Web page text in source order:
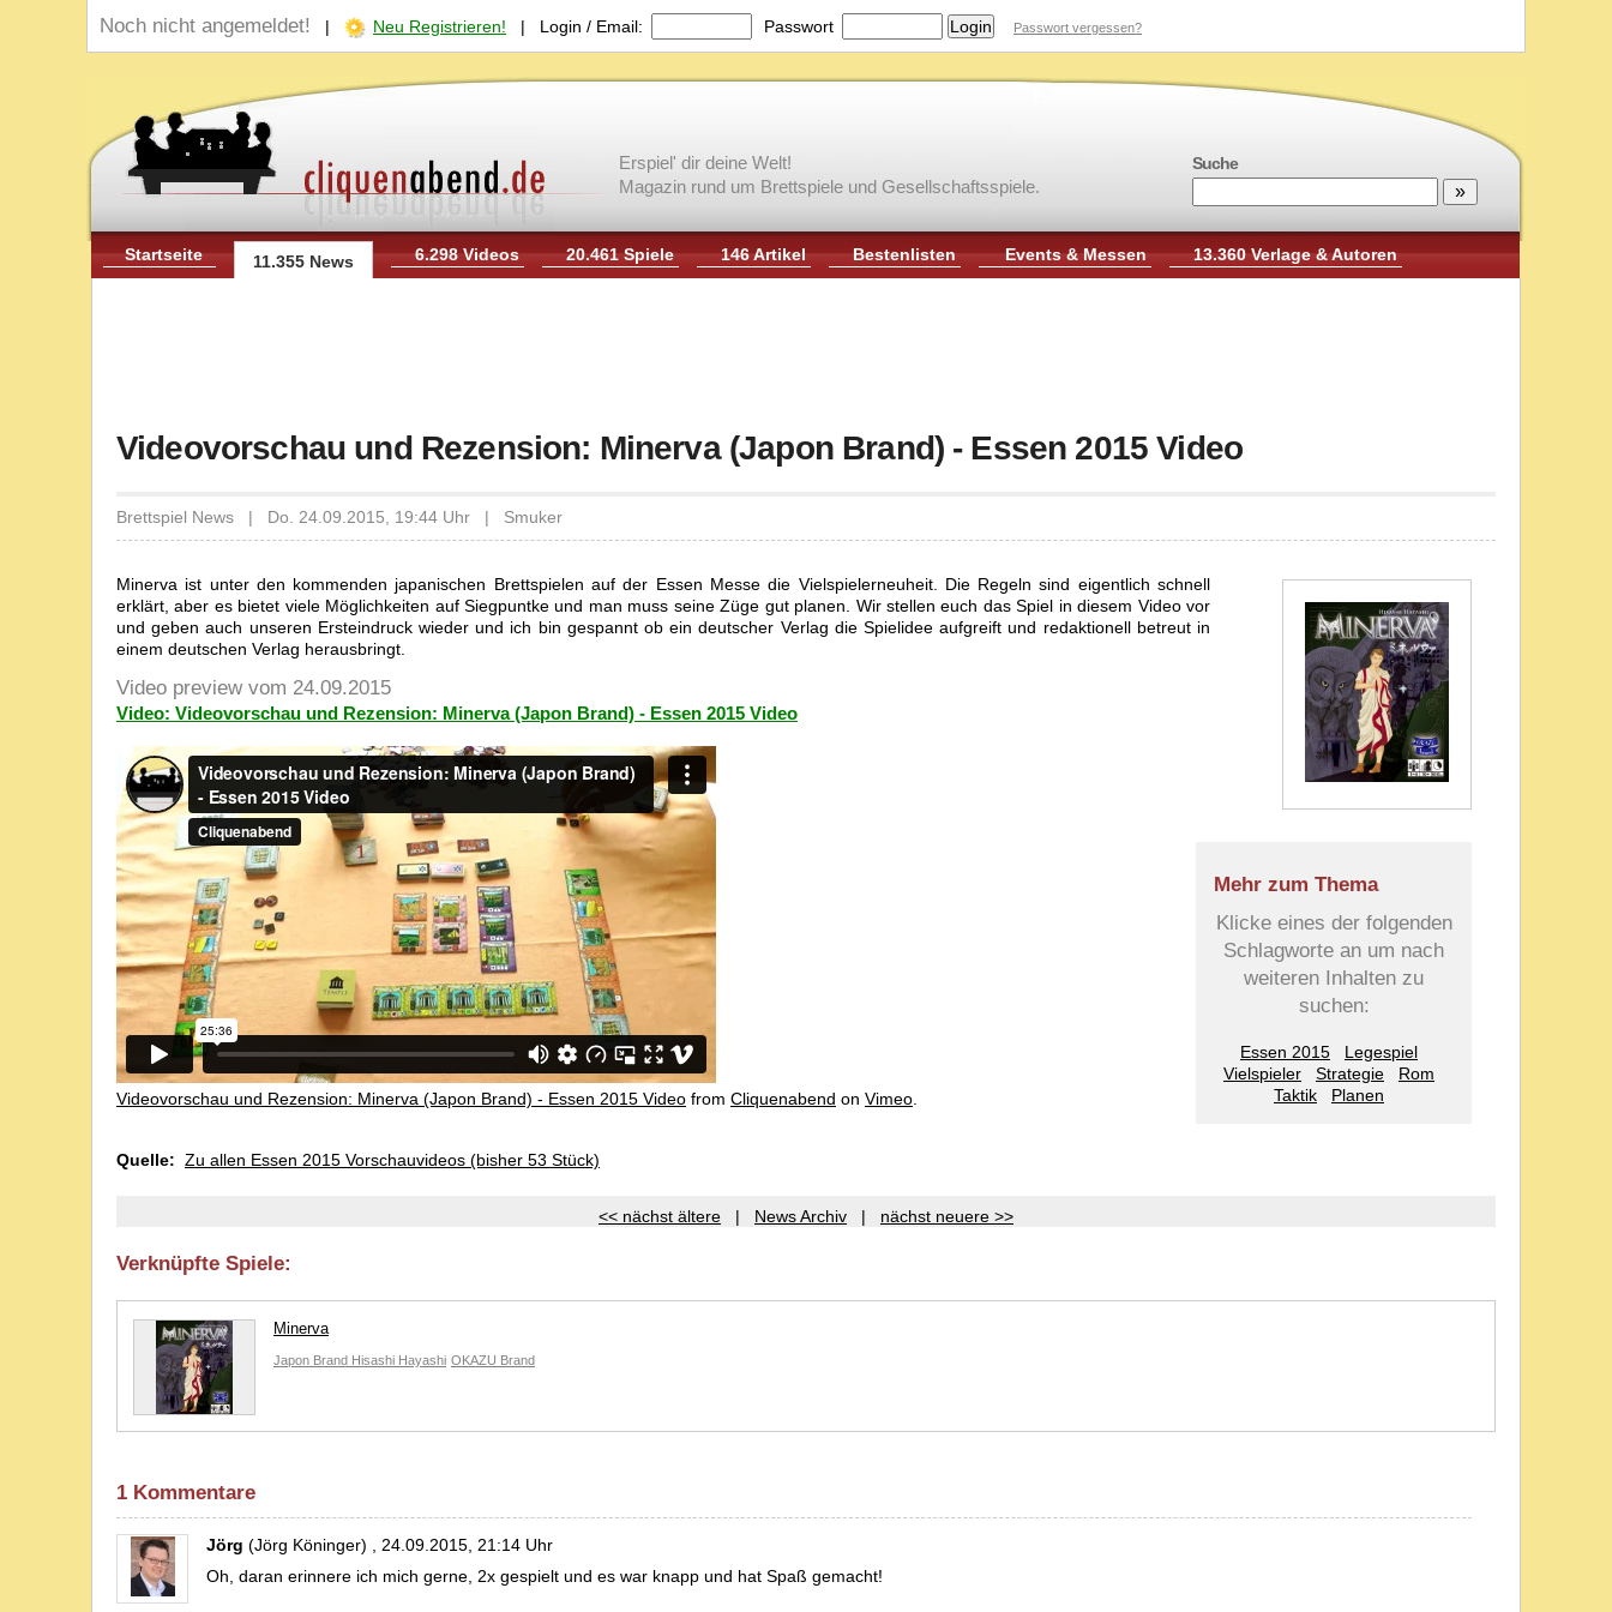
Noch nicht angemeldet! | Neu Registrieren! | Login / Email: Passwort Passwort vergessen?
Suche
Erspiel' dir deine Welt!
Magazin rund um Brettspiele und Gesellschaftsspiele.
Startseite 11.355 News 6.298 Videos 20.461 Spiele 146 Artikel Bestenlisten Events & Messen 13.360 Verlage & Autoren
Videovorschau und Rezension: Minerva (Japon Brand) - Essen 2015 Video
Brettspiel News | Do. 24.09.2015, 19:44 Uhr | Smuker
Mehr zum Thema
Klicke eines der folgenden
Schlagworte an um nach
weiteren Inhalten zu
suchen:
Essen 2015
Legespiel
Vielspieler
Strategie
Rom
Taktik
Planen
Minerva ist unter den kommenden japanischen Brettspielen auf der Essen Messe die Vielspielerneuheit. Die Regeln sind eigentlich schnell
erklärt, aber es bietet viele Möglichkeiten auf Siegpuntke und man muss seine Züge gut planen. Wir stellen euch das Spiel in diesem Video vor
und geben auch unseren Ersteindruck wieder und ich bin gespannt ob ein deutscher Verlag die Spielidee aufgreift und redaktionell betreut in
einem deutschen Verlag herausbringt.
Video preview vom 24.09.2015
Video: Videovorschau und Rezension: Minerva (Japon Brand) - Essen 2015 Video
Videovorschau und Rezension: Minerva (Japon Brand) - Essen 2015 Video from Cliquenabend on Vimeo
Quelle: Zu allen Essen 2015 Vorschauvideos (bisher 53 Stück)
<< nächst ältere | News Archiv | nächst neuere >>
Verknüpfte Spiele:
Minerva
Japon Brand Hisashi Hayashi OKAZU Brand
1 Kommentare
Jörg (Jörg Köninger) , 24.09.2015, 21:14 Uhr
Oh, daran erinnere ich mich gerne, 2x gespielt und es war knapp und hat Spaß gemacht!